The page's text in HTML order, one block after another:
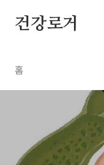
건강로거
홈